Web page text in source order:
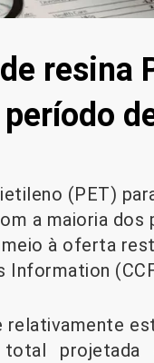
resina
(PET)
a maioria dos
à oferta
Information
projetada